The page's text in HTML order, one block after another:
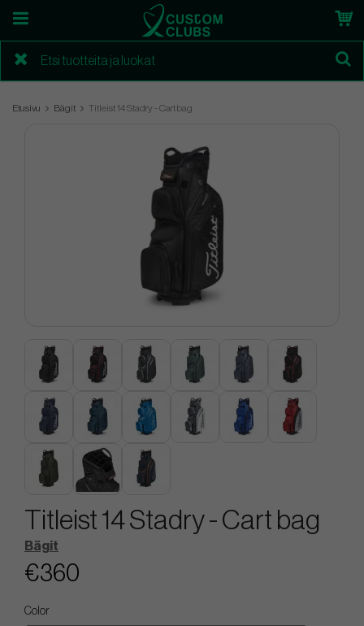
Etusivu Bägit Titleist 14 Stadry - Cart bag
Titleist 14 Stadry - Cart bag
Bägit
€360
Color